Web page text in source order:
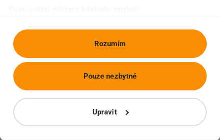
Rozumím
Upravit
Pouze nezbytné